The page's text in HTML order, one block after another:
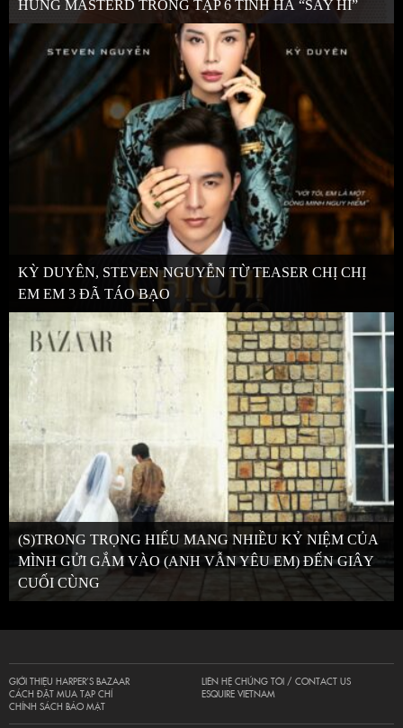
HÙNG MASTERD TRONG TẬP 6 TINH HÀ “SAY HI”
KỲ DUYÊN, STEVEN NGUYỄN TỪ TEASER CHỊ CHỊ
EM EM 3 ĐÃ TÁO BẠO
(S)TRONG TRỌNG HIẾU MANG NHIỀU KỶ NIỆM CỦA
MÌNH GỬI GẮM VÀO (ANH VẪN YÊU EM) ĐẾN GIÂY
CUỐI CÙNG
GIỚI THIỆU HARPER’S BAZAAR
CÁCH ĐẶT MUA TẠP CHÍ
CHÍNH SÁCH BẢO MẬT
LIÊN HỆ CHÚNG TÔI / CONTACT US
ESQUIRE VIETNAM